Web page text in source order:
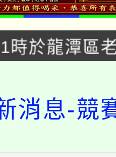
師甄選結果
額)
8/29、30在
!
時於龍潭區
局內行報名
日，桃園電
市運動會8/
消息-競